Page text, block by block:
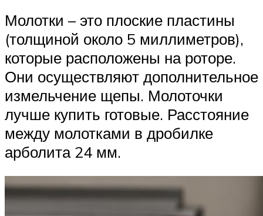
Молотки – это плоские пластины
(толщиной около 5 миллиметров),
которые расположены на роторе.
Они осуществляют дополнительное
измельчение щепы. Молоточки
лучше купить готовые. Расстояние
между молотками в дробилке
арболита 24 мм.